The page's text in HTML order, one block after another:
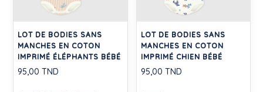
LOT DE BODIES SANS
MANCHES EN COTON
IMPRIMÉ ÉLÉPHANTS BÉBÉ
95,00 TND
LOT DE BODIES SANS
MANCHES EN COTON
IMPRIMÉ CHIEN BÉBÉ
95,00 TND